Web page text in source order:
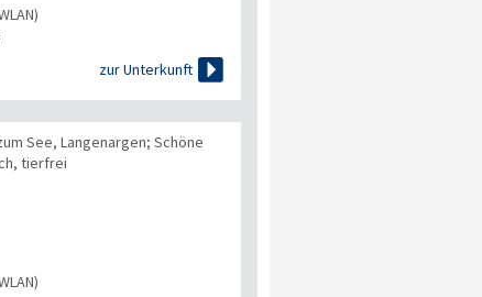
zur Unterkunft

See, Langenargen; Schöne
tierfrei